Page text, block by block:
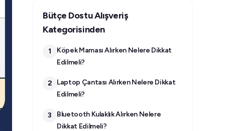
Bütçe Dostu Alışveriş
Kategorisinden
1
Köpek Maması Alırken Nelere Dikkat
Edilmeli?
2
Laptop Çantası Alırken Nelere Dikkat
Edilmeli?
3
Bluetooth Kulaklık Alırken Nelere
Dikkat Edilmeli?